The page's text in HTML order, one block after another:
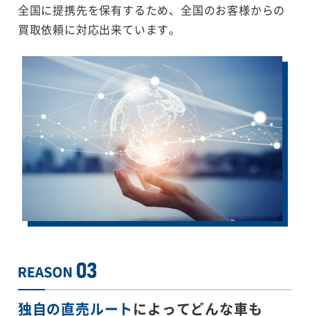
全国に提携先を保有するため、全国のお客様からの
買取依頼に対応出来ています。
独自の直売ルートによってどんな車も